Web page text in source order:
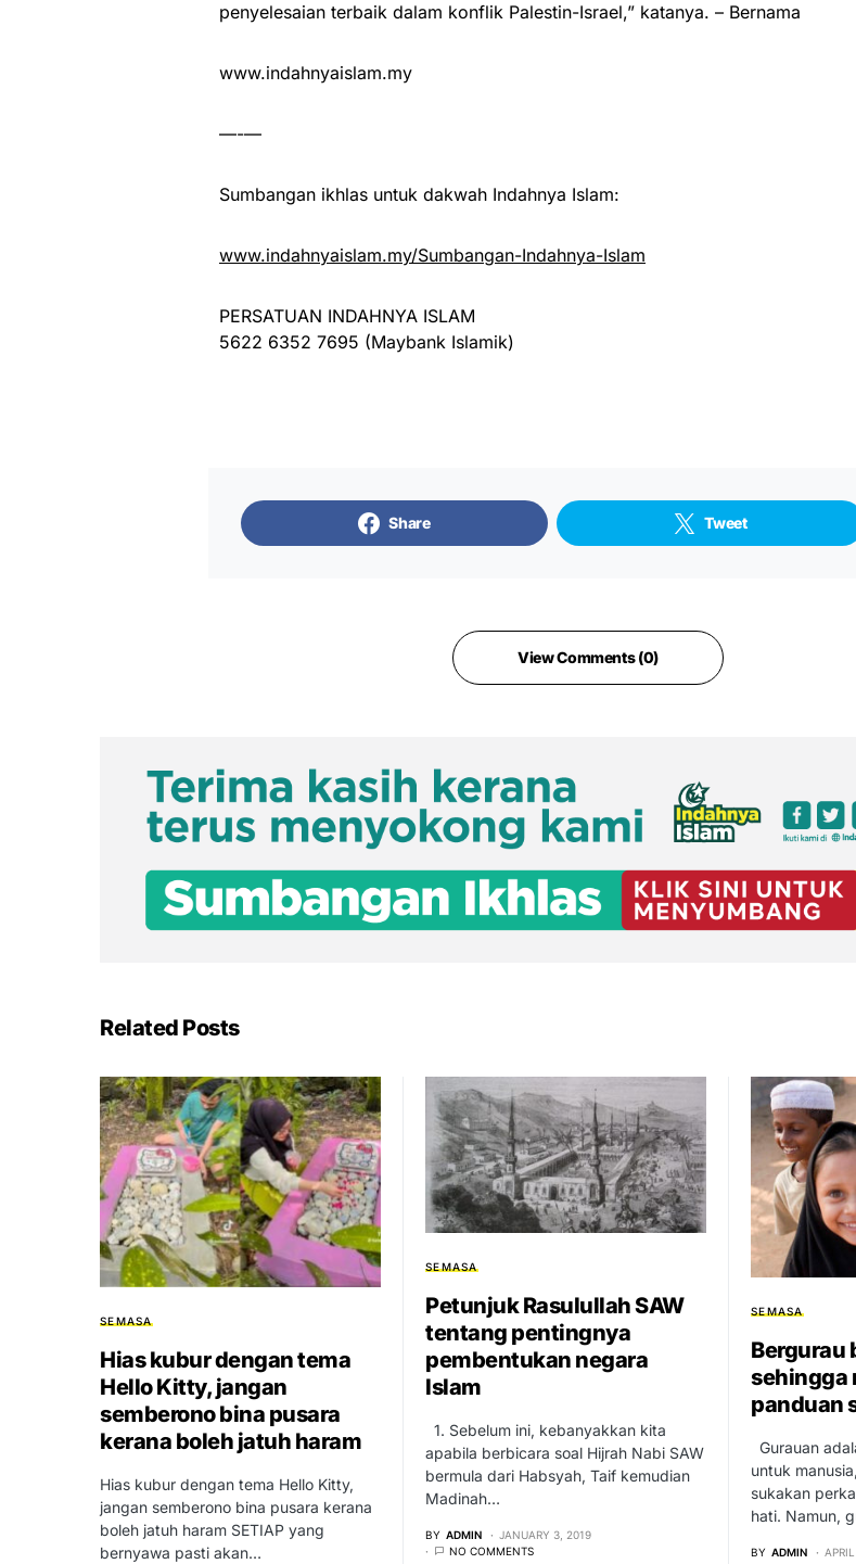
penyelesaian terbaik dalam konflik Palestin-Israel,” katanya. – Bernama
www.indahnyaislam.my
—-—
Sumbangan ikhlas untuk dakwah Indahnya Islam:
www.indahnyaislam.my/Sumbangan-Indahnya-Islam
PERSATUAN INDAHNYA ISLAM
5622 6352 7695 (Maybank Islamik)
Share Tweet
View Comments (0)
Related Posts
SEMASA
Hias kubur dengan tema
Hello Kitty, jangan
semberono bina pusara
kerana boleh jatuh haram
Hias kubur dengan tema Hello Kitty,
jangan semberono bina pusara kerana
boleh jatuh haram SETIAP yang
bernyawa pasti akan…
SEMASA
Petunjuk Rasulullah SAW
tentang pentingnya
pembentukan negara
Islam
1. Sebelum ini, kebanyakkan kita
apabila berbicara soal Hijrah Nabi SAW
bermula dari Habsyah, Taif kemudian
Madinah…
BY ADMIN
JANUARY 3, 2019
NO COMMENTS
SEMASA
Bergurau
sehingga
panduan
Gurauan
untuk
sukakan
hati. Namun,
BY ADMIN